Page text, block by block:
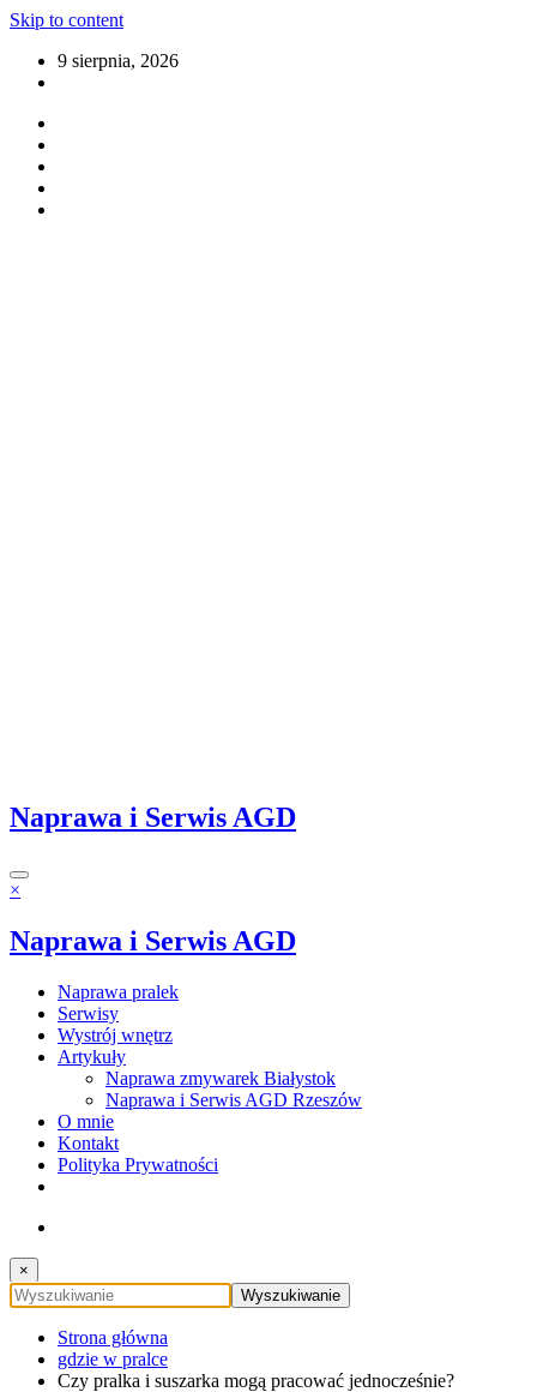
Skip to content
9 sierpnia, 2026
Naprawa i Serwis AGD
×
Naprawa i Serwis AGD
Naprawa pralek
Serwisy
Wystrój wnętrz
Artykuły
Naprawa zmywarek Białystok
Naprawa i Serwis AGD Rzeszów
O mnie
Kontakt
Polityka Prywatności
×
Strona główna
gdzie w pralce
Czy pralka i suszarka mogą pracować jednocześnie?